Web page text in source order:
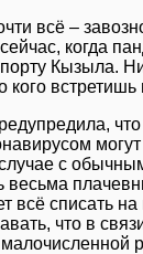
всё –
когда
Кызыла.
кого
с
весьма
всё списать
что в